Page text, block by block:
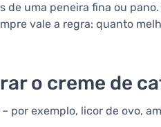
de uma peneira fina ou
vale a regra: quanto
o creme de
– por exemplo, licor de ovo,